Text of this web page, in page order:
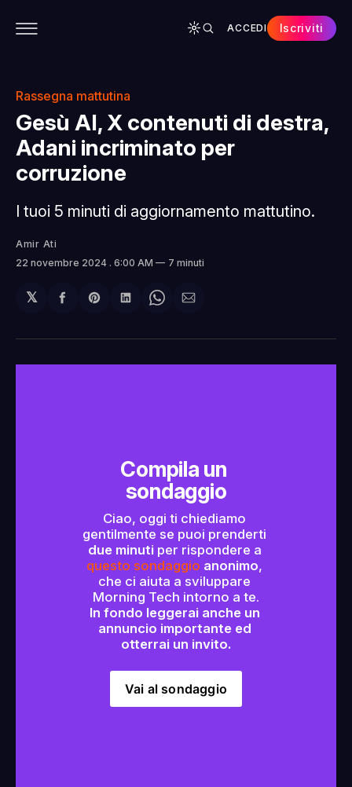
ACCEDI Iscriviti
Rassegna mattutina
Gesù AI, X contenuti di destra,
Adani incriminato per
corruzione
I tuoi 5 minuti di aggiornamento mattutino.
Amir Ati
22 novembre 2024 . 6:00 AM 7 minuti
𝕏
Condividi
Facebook
Share
Pinterest
Condividi
LinkedIn
Share
WhatsApp
Condividi
email
Compila un
sondaggio
Ciao, oggi ti chiediamo
due minuti
questo sondaggio anonimo,
che ci aiuta a sviluppare
Morning Tech intorno a te.
In fondo leggerai anche un
annuncio importante ed
otterrai un invito.
Vai al sondaggio